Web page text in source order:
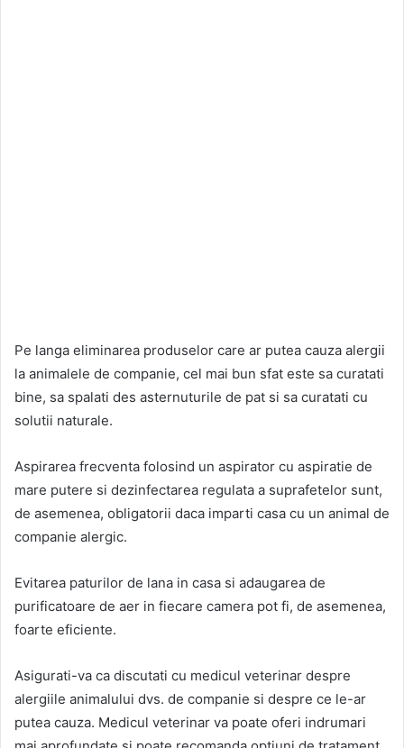
Pe langa eliminarea produselor care ar putea cauza alergii
la animalele de companie, cel mai bun sfat este sa curatati
bine, sa spalati des asternuturile de pat si sa curatati cu
solutii naturale.
Aspirarea frecventa folosind un aspirator cu aspiratie de
mare putere si dezinfectarea regulata a suprafetelor sunt,
de asemenea, obligatorii daca imparti casa cu un animal de
companie alergic.
Evitarea paturilor de lana in casa si adaugarea de
purificatoare de aer in fiecare camera pot fi, de asemenea,
foarte eficiente.
Asigurati-va ca discutati cu medicul veterinar despre
alergiile animalului dvs. de companie si despre ce le-ar
putea cauza. Medicul veterinar va poate oferi indrumari